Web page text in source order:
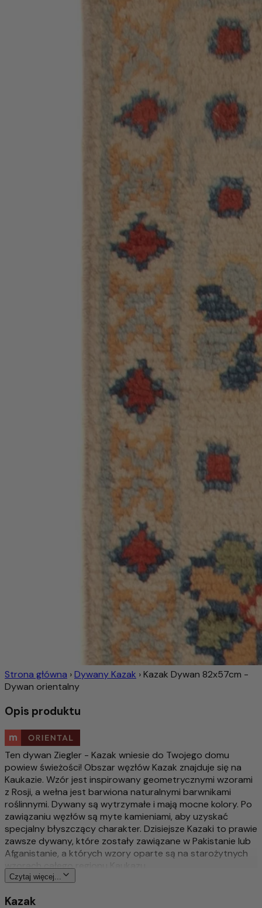
Strona główna ›Dywany Kazak ›Kazak Dywan 82x57cm -
Dywan orientalny
Opis produktu
Ten dywan Ziegler - Kazak wniesie do Twojego domu
powiew świeżości! Obszar węzłów Kazak znajduje się na
Kaukazie. Wzór jest inspirowany geometrycznymi wzorami
z Rosji, a wełna jest barwiona naturalnymi barwnikami
roślinnymi. Dywany są wytrzymałe i mają mocne kolory. Po
zawiązaniu węzłów są myte kamieniami, aby uzyskać
specjalny błyszczący charakter. Dzisiejsze Kazaki to prawie
zawsze dywany, które zostały zawiązane w Pakistanie lub
Afganistanie, a których wzory oparte są na starożytnych
wzorach całego regionu Kaukazu.
Czytaj więcej...
Kazak